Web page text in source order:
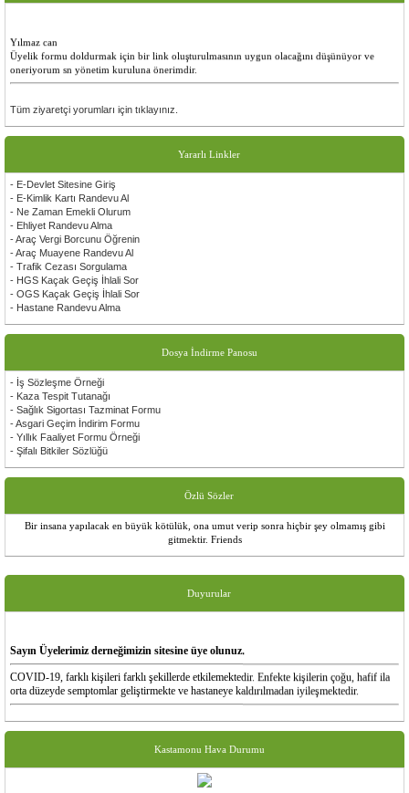
Duyurular
Sayın Üyelerimiz derneğimizin sitesine üye olunuz.
COVID-19, farklı kişileri farklı şekillerde etkilemektedir. Enfekte kişilerin çoğu, hafif ila
orta düzeyde semptomlar geliştirmekte ve hastaneye kaldırılmadan iyileşmektedir.
ateş
daha seyrek görülen semptomlar:
Kastamonu Hava Durumu
Yılmaz can
Üyelik formu doldurmak için bir link oluşturulmasının uygun olacağını düşünüyor ve
oneriyorum sn yönetim kuruluna önerimdir.
Tüm ziyaretçi yorumları için tıklayınız.
Yararlı Linkler
- E-Devlet Sitesine Giriş
- E-Kimlik Kartı Randevu Al
- Ne Zaman Emekli Olurum
- Ehliyet Randevu Alma
- Araç Vergi Borcunu Öğrenin
- Araç Muayene Randevu Al
- Trafik Cezası Sorgulama
- HGS Kaçak Geçiş İhlali Sor
- OGS Kaçak Geçiş İhlali Sor
- Hastane Randevu Alma
Dosya İndirme Panosu
- İş Sözleşme Örneği
- Kaza Tespit Tutanağı
- Sağlık Sigortası Tazminat Formu
- Asgari Geçim İndirim Formu
- Yıllık Faaliyet Formu Örneği
- Şifalı Bitkiler Sözlüğü
Özlü Sözler
Bir insana yapılacak en büyük kötülük, ona umut verip sonra hiçbir şey olmamış gibi
gitmektir. Friends